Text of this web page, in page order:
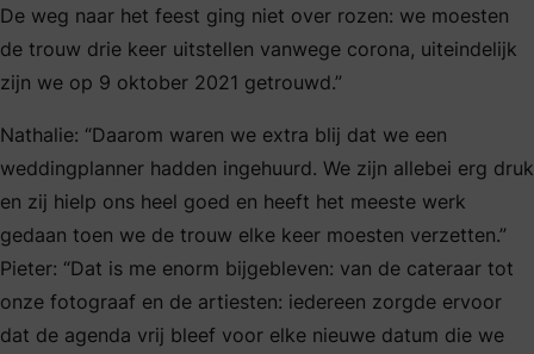
De weg naar het feest ging niet over rozen: we moesten
de trouw drie keer uitstellen vanwege corona, uiteindelijk
zijn we op 9 oktober 2021 getrouwd.”
Nathalie: “Daarom waren we extra blij dat we een
weddingplanner hadden ingehuurd. We zijn allebei erg druk
en zij hielp ons heel goed en heeft het meeste werk
gedaan toen we de trouw elke keer moesten verzetten.”
Pieter: “Dat is me enorm bijgebleven: van de cateraar tot
onze fotograaf en de artiesten: iedereen zorgde ervoor
dat de agenda vrij bleef voor elke nieuwe datum die we